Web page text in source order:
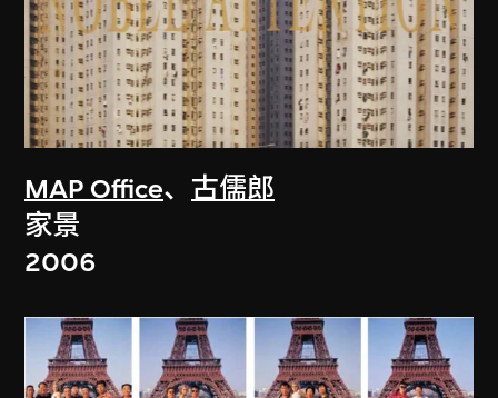
MAP Office、 古儒郎
家景
2006